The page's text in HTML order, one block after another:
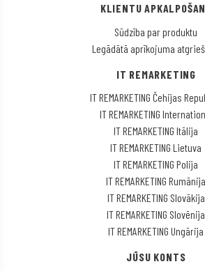
KLIENTU
Sūdzība par produktu
Legādātā aprīkojuma
IT REMARKETING
IT REMARKETING Čehijas
IT REMARKETING
IT REMARKETING Itālija
IT REMARKETING Lietuva
IT REMARKETING Polija
IT REMARKETING Rumānija
IT REMARKETING Slovākija
IT REMARKETING Slovēnija
IT REMARKETING Ungārija
JŪSU KONTS